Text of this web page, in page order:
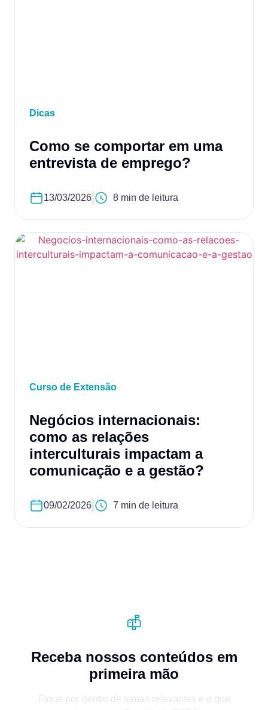
Dicas
Como se comportar em uma
entrevista de emprego?
13/03/2026 8 min de leitura
Curso de Extensão
Negócios internacionais:
como as relações
interculturais impactam a
comunicação e a gestão?
09/02/2026 7 min de leitura
Receba nossos conteúdos em
primeira mão
Fique por dentro de temas relevantes e o que